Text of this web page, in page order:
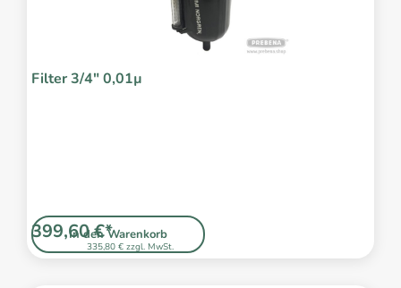
Filter 3/4" 0,01µ
In den Warenkorb
335,80 € zzgl. MwSt.
399,60 €*